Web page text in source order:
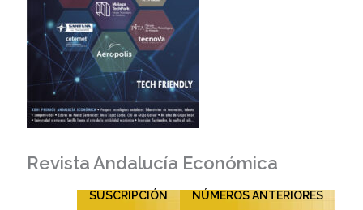
Revista Andalucía Económica
SUSCRIPCIÓN NÚMEROS ANTERIORES